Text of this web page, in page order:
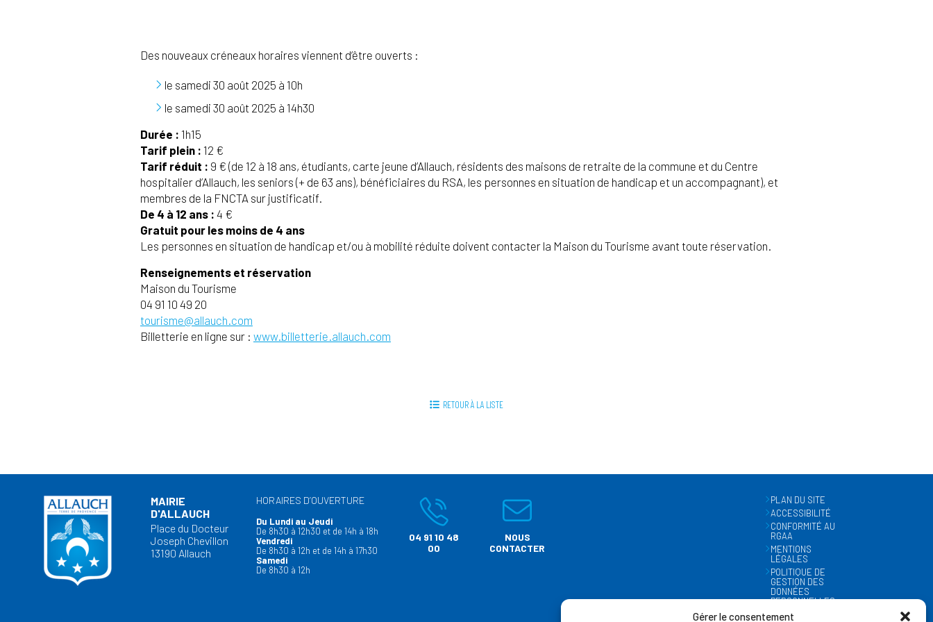
Gérer le consentement
Des nouveaux créneaux horaires viennent d’être ouverts :
le samedi 30 août 2025 à 10h
le samedi 30 août 2025 à 14h30
Durée : 1h15
Tarif plein : 12 €
Tarif réduit : 9 € (de 12 à 18 ans, étudiants, carte jeune d’Allauch, résidents des maisons de retraite de la commune et du Centre
hospitalier d’Allauch, les seniors (+ de 63 ans), bénéficiaires du RSA, les personnes en situation de handicap et un accompagnant), et
membres de la FNCTA sur justificatif.
De 4 à 12 ans : 4 €
Gratuit pour les moins de 4 ans
Les personnes en situation de handicap et/ou à mobilité réduite doivent contacter la Maison du Tourisme avant toute réservation.
Renseignements et réservation
Maison du Tourisme
04 91 10 49 20
tourisme@allauch.com
Billetterie en ligne sur : www.billetterie.allauch.com
RETOUR À LA LISTE
MAIRIE
D'ALLAUCH
Place du Docteur
Joseph Chevillon
13190 Allauch
HORAIRES D’OUVERTURE
Du Lundi au Jeudi
De 8h30 à 12h30 et de 14h à 18h
Vendredi
De 8h30 à 12h et de 14h à 17h30
Samedi
De 8h30 à 12h
04 91 10 48
00
NOUS
CONTACTER
PLAN DU SITE
ACCESSIBILITÉ
CONFORMITÉ AU
RGAA
MENTIONS
LÉGALES
POLITIQUE DE
GESTION DES
DONNÉES
PERSONNELLES
MÉTÉO